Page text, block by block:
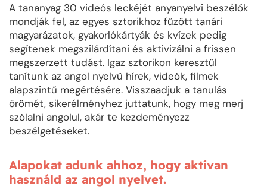
A tananyag 30 videós leckéjét anyanyelvi beszélők
mondják fel, az egyes sztorikhoz fűzött tanári
magyarázatok, gyakorlókártyák és kvízek pedig
segítenek megszilárdítani és aktivizálni a frissen
megszerzett tudást. Igaz sztorikon keresztül
tanítunk az angol nyelvű hírek, videók, filmek
alapszintű megértésére. Visszaadjuk a tanulás
örömét, sikerélményhez juttatunk, hogy meg merj
szólalni angolul, akár te kezdeményezz
beszélgetéseket.
Alapokat adunk ahhoz, hogy aktívan
használd az angol nyelvet.